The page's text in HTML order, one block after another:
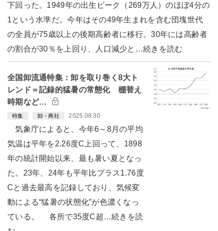
下回った。1949年の出生ピーク（269万人）のほぼ4分の
1という水準だ。今年はその49年生まれを含む団塊世代
の全員が75歳以上の後期高齢者に移行。30年には高齢者
の割合が30％を上回り、人口減少と…続きを読む
全国卸流通特集：卸を取り巻く8大ト
レンド＝記録的猛暑の常態化 棚替え
時期など…
特集 卸・商社 2025.09.30
気象庁によると、今年6～8月の平均
気温は平年を2.26度C上回って、1898
年の統計開始以来、最も暑い夏となっ
た。23年、24年も平年比プラス1.76度
Cと過去最高を記録しており、気候変
動による“猛暑の状態化”が色濃くなっ
ている。 各所で35度C超…続きを読